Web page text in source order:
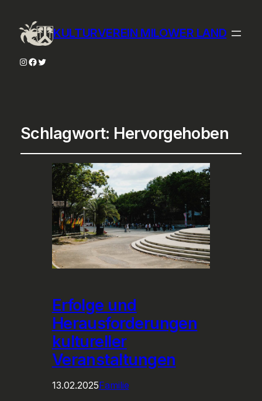
KULTURVEREIN MILOWER LAND
Instagram
Facebook
Twitter
Schlagwort: Hervorgehoben
Erfolge und
Herausforderungen
kultureller
Veranstaltungen
13.02.2025Familie